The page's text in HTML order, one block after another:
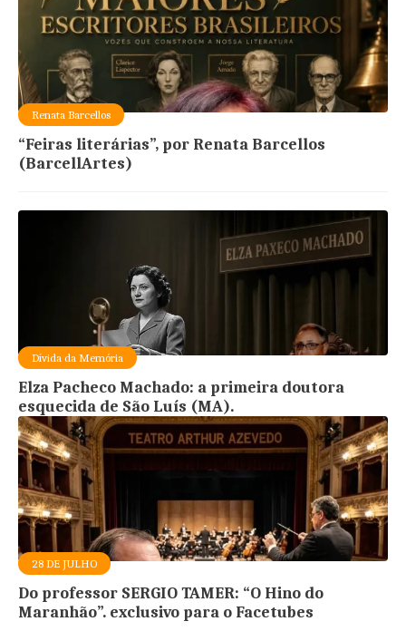
Renata Barcellos
“Feiras literárias”, por Renata Barcellos
(BarcellArtes)
Dívida da Memória
Elza Pacheco Machado: a primeira doutora
esquecida de São Luís (MA).
28 DE JULHO
Do professor SERGIO TAMER: “O Hino do
Maranhão”. exclusivo para o Facetubes